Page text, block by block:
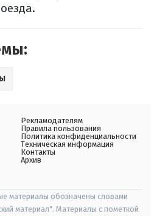
Рекламодателям
Правила пользования
Политика конфиденциальности
Техническая информация
Контакты
Архив
материалы обозначены словами
материал". Материалы с пометкой